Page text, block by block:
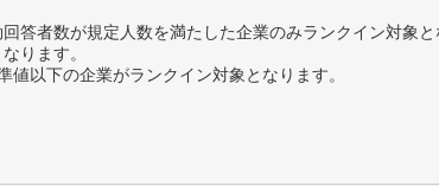
者数が規定人数を満たした企業のみランクイン対象
ります。
以下の企業がランクイン対象となります。